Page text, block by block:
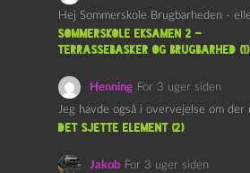
Sommerskole Eksamen 2 –
Terrassebasker og Brugbarhed (1)
Henning For 3 uger siden
det sjette element (2)
Jakob For 3 uger siden